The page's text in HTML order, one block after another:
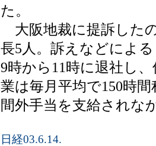
た。
大阪地裁に提訴した
長5人。訴えなどによ
9時から11時に退社し
業は毎月平均で150時
間外手当を支給されな
日経03.6.14.